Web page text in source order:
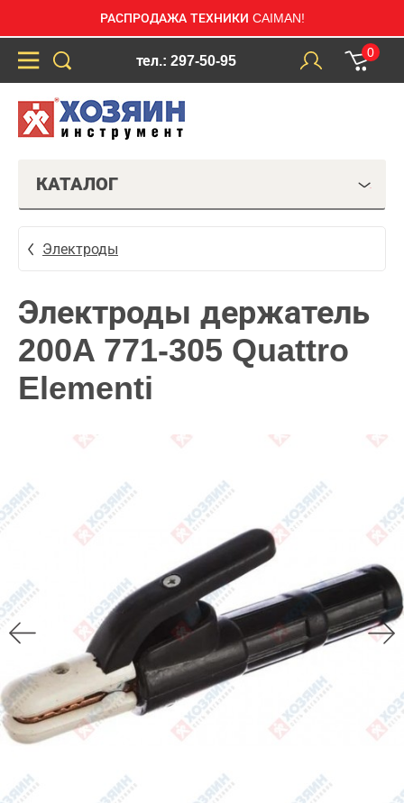
РАСПРОДАЖА ТЕХНИКИ CAIMAN!
тел.: 297-50-95
0
КАТАЛОГ
Электроды
Электроды держатель
200A 771-305 Quattro
Elementi